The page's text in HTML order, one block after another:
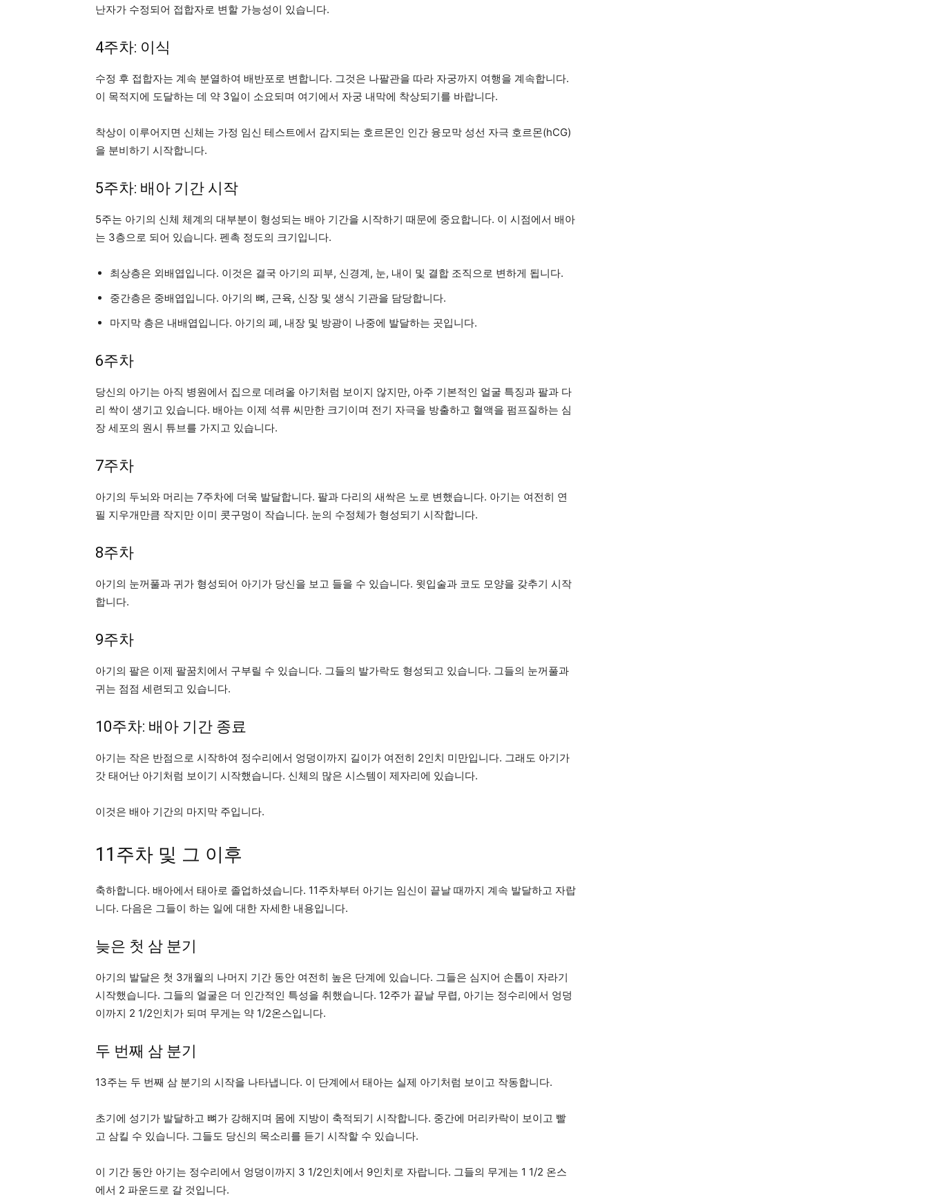
난자가 수정되어 접합자로 변할 가능성이 있습니다.
4주차: 이식
수정 후 접합자는 계속 분열하여 배반포로 변합니다. 그것은 나팔관을 따라 자궁까지 여행을 계속합니다.
이 목적지에 도달하는 데 약 3일이 소요되며 여기에서 자궁 내막에 착상되기를 바랍니다.
착상이 이루어지면 신체는 가정 임신 테스트에서 감지되는 호르몬인 인간 융모막 성선 자극 호르몬(hCG)
을 분비하기 시작합니다.
5주차: 배아 기간 시작
5주는 아기의 신체 체계의 대부분이 형성되는 배아 기간을 시작하기 때문에 중요합니다. 이 시점에서 배아
는 3층으로 되어 있습니다. 펜촉 정도의 크기입니다.
최상층은 외배엽입니다. 이것은 결국 아기의 피부, 신경계, 눈, 내이 및 결합 조직으로 변하게 됩니다.
중간층은 중배엽입니다. 아기의 뼈, 근육, 신장 및 생식 기관을 담당합니다.
마지막 층은 내배엽입니다. 아기의 폐, 내장 및 방광이 나중에 발달하는 곳입니다.
6주차
당신의 아기는 아직 병원에서 집으로 데려올 아기처럼 보이지 않지만, 아주 기본적인 얼굴 특징과 팔과 다
리 싹이 생기고 있습니다. 배아는 이제 석류 씨만한 크기이며 전기 자극을 방출하고 혈액을 펌프질하는 심
장 세포의 원시 튜브를 가지고 있습니다.
7주차
아기의 두뇌와 머리는 7주차에 더욱 발달합니다. 팔과 다리의 새싹은 노로 변했습니다. 아기는 여전히 연
필 지우개만큼 작지만 이미 콧구멍이 작습니다. 눈의 수정체가 형성되기 시작합니다.
8주차
아기의 눈꺼풀과 귀가 형성되어 아기가 당신을 보고 들을 수 있습니다. 윗입술과 코도 모양을 갖추기 시작
합니다.
9주차
아기의 팔은 이제 팔꿈치에서 구부릴 수 있습니다. 그들의 발가락도 형성되고 있습니다. 그들의 눈꺼풀과
귀는 점점 세련되고 있습니다.
10주차: 배아 기간 종료
아기는 작은 반점으로 시작하여 정수리에서 엉덩이까지 길이가 여전히 2인치 미만입니다. 그래도 아기가
갓 태어난 아기처럼 보이기 시작했습니다. 신체의 많은 시스템이 제자리에 있습니다.
이것은 배아 기간의 마지막 주입니다.
11주차 및 그 이후
축하합니다. 배아에서 태아로 졸업하셨습니다. 11주차부터 아기는 임신이 끝날 때까지 계속 발달하고 자랍
니다. 다음은 그들이 하는 일에 대한 자세한 내용입니다.
늦은 첫 삼 분기
아기의 발달은 첫 3개월의 나머지 기간 동안 여전히 높은 단계에 있습니다. 그들은 심지어 손톱이 자라기
시작했습니다. 그들의 얼굴은 더 인간적인 특성을 취했습니다. 12주가 끝날 무렵, 아기는 정수리에서 엉덩
이까지 2 1/2인치가 되며 무게는 약 1/2온스입니다.
두 번째 삼 분기
13주는 두 번째 삼 분기의 시작을 나타냅니다. 이 단계에서 태아는 실제 아기처럼 보이고 작동합니다.
초기에 성기가 발달하고 뼈가 강해지며 몸에 지방이 축적되기 시작합니다. 중간에 머리카락이 보이고 빨
고 삼킬 수 있습니다. 그들도 당신의 목소리를 듣기 시작할 수 있습니다.
이 기간 동안 아기는 정수리에서 엉덩이까지 3 1/2인치에서 9인치로 자랍니다. 그들의 무게는 1 1/2 온스
에서 2 파운드로 갈 것입니다.